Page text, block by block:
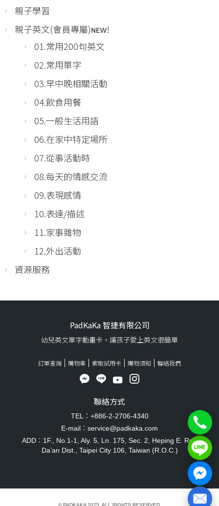
親子學習
親子英文(會員專屬)ɴᴇᴡ!
01.常用200句英文
02.常用單字
03.早中晚相關活動
04.飲食用餐
05.一般生活用語
06.在家中特定場所
07.從事活動時
08.每天的情感交流
09.表現感情
10.表達/描述
11.家事雜物
12.外出活動
資源服務
PadKaKa 智捷有限公司
幼兒英文單字動畫卡，讓孩子愛上英文很簡單
訂單查詢 購物車 索取試用卡 購物須知 聯絡我們
聯絡方式
TEL：+886-2-2706-4340
E-mail：service@padkaka.com
ADD：1F., No.1-1, Aly. 5, Ln. 175, Sec. 2, Heping E. Rd.,
Da’an Dist., Taipei City 106, Taiwan (R.O.C.)
© PADKAKA 2025. ALL RIGHTS RESERVED.